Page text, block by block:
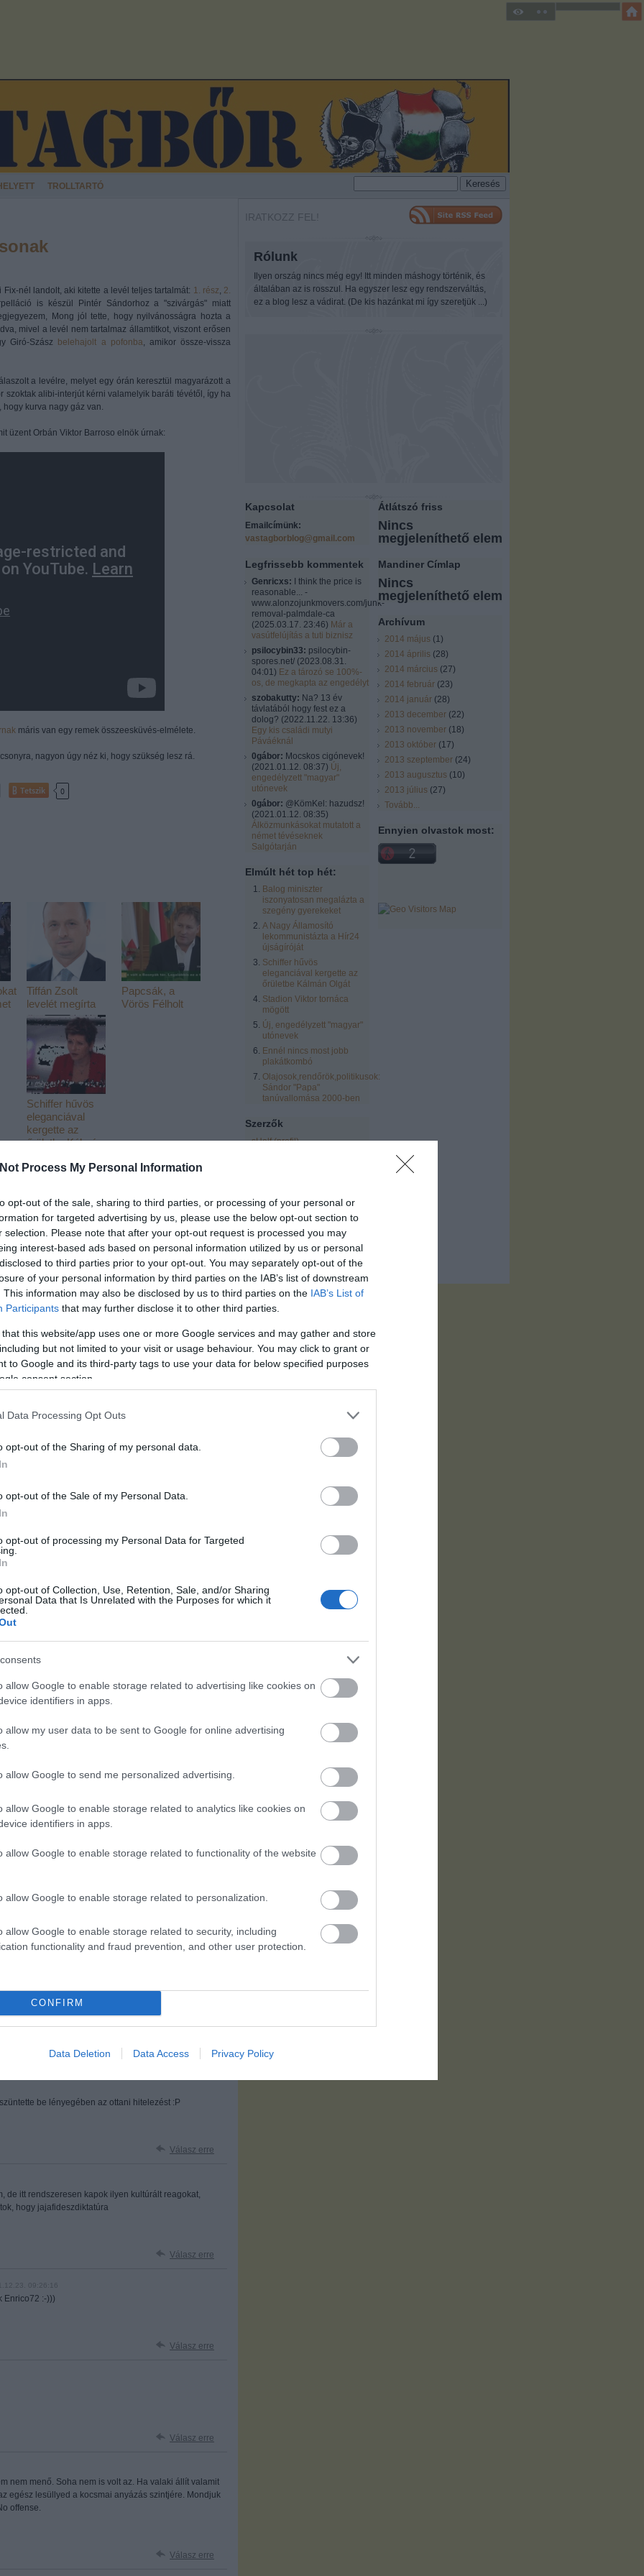
Process My Personal Information
opt-out of the sale, sharing to third parties, or processing of your personal or
for targeted advertising by us, please use the below opt-out section to
selection. Please note that after your opt-out request is processed you may
interest-based ads based on personal information utilized by us or personal
to third parties prior to your opt-out. You may separately opt-out of the
of your personal information by third parties on the IAB’s list of downstream
This information may also be disclosed by us to third parties on the IAB’s List of
Participants that may further disclose it to other third parties.
that this website/app uses one or more Google services and may gather and store
but not limited to your visit or usage behaviour. You may click to grant or
to Google and its third-party tags to use your data for below specified purposes
consent section.
Data Processing Opt Outs
opt-out of the Sharing of my personal data.
opt-out of the Sale of my Personal Data.
opt-out of processing my Personal Data for Targeted
opt-out of Collection, Use, Retention, Sale, and/or Sharing
Data that Is Unrelated with the Purposes for which it
allow Google to enable storage related to advertising like cookies on
identifiers in apps.
allow my user data to be sent to Google for online advertising
allow Google to send me personalized advertising.
allow Google to enable storage related to analytics like cookies on
identifiers in apps.
allow Google to enable storage related to functionality of the website
allow Google to enable storage related to personalization.
allow Google to enable storage related to security, including
functionality and fraud prevention, and other user protection.
CONFIRM
Data Deletion Data Access Privacy Policy
TROLLTARTÓ
nél landolt, aki kitette a levél teljes tartalmát: 1. rész, 2.
is készül Pintér Sándorhoz a "szivárgás" miatt
Mong jól tette, hogy nyilvánosságra hozta a
mivel a levél nem tartalmaz államtitkot, viszont erősen
Giró-Szász
belehajolt a pofonba, amikor össze-vissza
a levélre, melyet egy órán keresztül magyarázott a
szoktak alibi-interjút kérni valamelyik baráti tévétől, így ha
kurva nagy gáz van.
üzent Orbán Viktor Barroso elnök úrnak:
máris van egy remek összeesküvés-elmélete.
nagyon úgy néz ki, hogy szükség lesz rá.
Tetszik 0
Tiffán Zsolt
levelét megírta
Papcsák, a
Vörös Félholt
Schiffer hűvös
eleganciával
kergette az
őrületbe Kálmán
18:09:04
Rambó-kés túlélő megoldások az üzletben.
2011.12.23. 10:19:00
azért, hogy csatlakozhasson az Európai
megőrizzék "nemzeti büszkeségüket", és (tovább)
a posz...
Részletek a
napra akad egy csokornyi idegbaj. Ki kell
ennek a gyökér
fidesz őrült akkor úgy is menthetetlen.
azt nem hiszem el, hogy ne lenne szükségünk a
idején is , be kell valljam még így is hatalmas
Maga körül úgy épített ki mindent (lásd: Lászlóné is),
Viktor 220-al rohansz a betonfalnak. Ha csak ő
Alapvetően lehet neki ez a véleménye nem? Azért
hogy ide írjon.
(tied, enyém stb). Nemzeti vagyon, kb nemzet =
Svéd polgár jó polgár, magyar pedig rossz.
be lényegében az ottani hitelezést :P
Válasz erre
de itt rendszeresen kapok ilyen kultúrált reagokat,
hogy jajafideszdiktatúra
Válasz erre
09:26:16
Enrico72 :-)))
Válasz erre
Válasz erre
nem menő. Soha nem is volt az. Ha valaki állít valamit
egész lesüllyed a kocsmai anyázás szintjére. Mondjuk
offense.
Válasz erre
IRATKOZZ FEL!
Rólunk
Ilyen ország nincs még egy! Itt minden máshogy történik, és
általában az is rosszul. Ha egyszer lesz egy rendszerváltás,
ez a blog lesz a vádirat. (De kis hazánkat mi így szeretjük ...)
Kapcsolat
Emailcímünk:
vastagborblog@gmail.com
Legfrissebb kommentek
Genricxs: I think the price is
reasonable... -
www.alonzojunkmovers.com/junk-
removal-palmdale-ca
(2025.03.17. 23:46) Már a
vasútfelújítás a tuti biznisz
psilocybin33: psilocybin-
spores.net/ (2023.08.31.
04:01) Ez a tározó se 100%-
os, de megkapta az engedélyt
szobakutty: Na? 13 év
távlatából hogy fest ez a
dolog? (2022.11.22. 13:36)
Egy kis családi mutyi
Páváéknál
0gábor: Mocskos cigónevek!
(2021.01.12. 08:37) Új,
engedélyzett "magyar"
utónevek
0gábor: @KömKel: hazudsz!
(2021.01.12. 08:35)
Álközmunkásokat mutatott a
német tévéseknek
Salgótarján
Elmúlt hét top hét:
Balog miniszter
iszonyatosan megalázta a
szegény gyerekeket
A Nagy Államosító
lekommunistázta a Hír24
újságíróját
Schiffer hűvös
eleganciával kergette az
őrületbe Kálmán Olgát
Stadion Viktor tornáca
mögött
Új, engedélyzett "magyar"
utónevek
Ennél nincs most jobb
plakátkombó
Olajosok,rendőrök,politikusok:
Sándor "Papa"
tanúvallomása 2000-ben
Szerzők
sHelf (profil)
Vendégblgr ( profil)
Rozsnyai Zsolt ( profil)
LCsilla16 (profil)
Átlátszó friss
Nincs
megjeleníthető elem
Mandiner Címlap
Nincs
megjeleníthető elem
Archívum
2014 május (1)
2014 április (28)
2014 március (27)
2014 február (23)
2014 január (28)
2013 december (22)
2013 november (18)
2013 október (17)
2013 szeptember (24)
2013 augusztus (10)
2013 július (27)
Tovább...
Ennyien olvastok most: